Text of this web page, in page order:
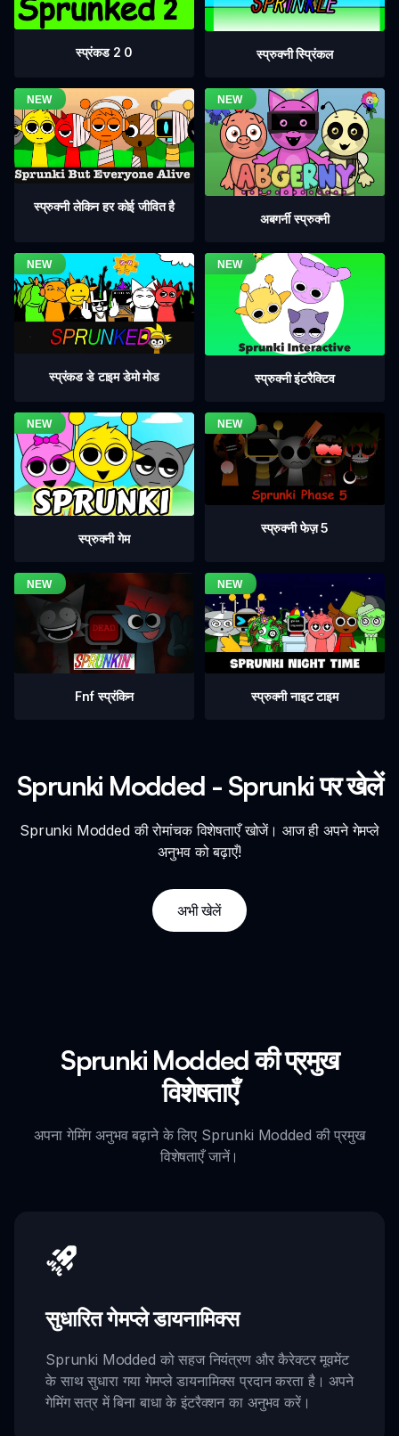
स्प्रंकड 2 0 स्प्रुक्नी स्प्रिंकल
स्प्रुक्नी लेकिन हर कोई जीवित है
अबगर्नी स्प्रुक्नी
स्प्रंकड डे टाइम डेमो मोड स्प्रुक्नी इंटरैक्टिव
स्प्रुक्नी गेम
स्प्रुक्नी फेज़ 5
Fnf स्प्रंकिन स्प्रुक्नी नाइट टाइम
Sprunki Modded - Sprunki पर खेलें
Sprunki Modded की रोमांचक विशेषताएँ खोजें। आज ही अपने गेमप्ले
अनुभव को बढ़ाएँ!
अभी खेलें
Sprunki Modded की प्रमुख
विशेषताएँ
अपना गेमिंग अनुभव बढ़ाने के लिए Sprunki Modded की प्रमुख
विशेषताएँ जानें।
सुधारित गेमप्ले डायनामिक्स
Sprunki Modded को सहज नियंत्रण और कैरेक्टर मूवमेंट
के साथ सुधारा गया गेमप्ले डायनामिक्स प्रदान करता है। अपने
गेमिंग सत्र में बिना बाधा के इंटरैक्शन का अनुभव करें।